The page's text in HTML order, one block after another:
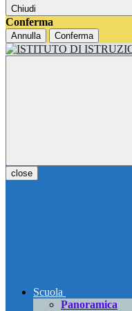
Chiudi
Conferma
Annulla Conferma
close
Scuola
Panoramica